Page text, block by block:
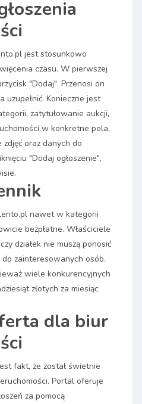
jest stosunkowo
czasu. W pierwszej
"Dodaj". Przenosi on
uzupełnić. Konieczne jest
zatytułowanie aukcji,
w konkretne pola,
oraz danych do
"Dodaj ogłoszenie",
nawet w kategorii
bezpłatne. Właściciele
działek nie muszą ponosić
zainteresowanych osób.
wiele konkurencyjnych
złotych za miesiąc
dla biur
fakt, że został świetnie
Portal oferuje
za pomocą